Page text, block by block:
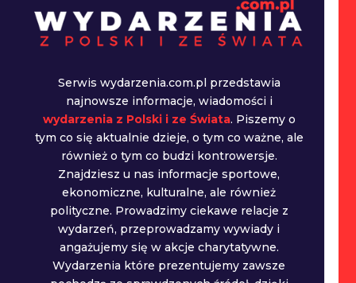
Serwis wydarzenia.com.pl przedstawia
najnowsze informacje, wiadomości i
wydarzenia z Polski i ze Świata. Piszemy o
tym co się aktualnie dzieje, o tym co ważne, ale
również o tym co budzi kontrowersje.
Znajdziesz u nas informacje sportowe,
ekonomiczne, kulturalne, ale również
polityczne. Prowadzimy ciekawe relacje z
wydarzeń, przeprowadzamy wywiady i
angażujemy się w akcje charytatywne.
Wydarzenia które prezentujemy zawsze